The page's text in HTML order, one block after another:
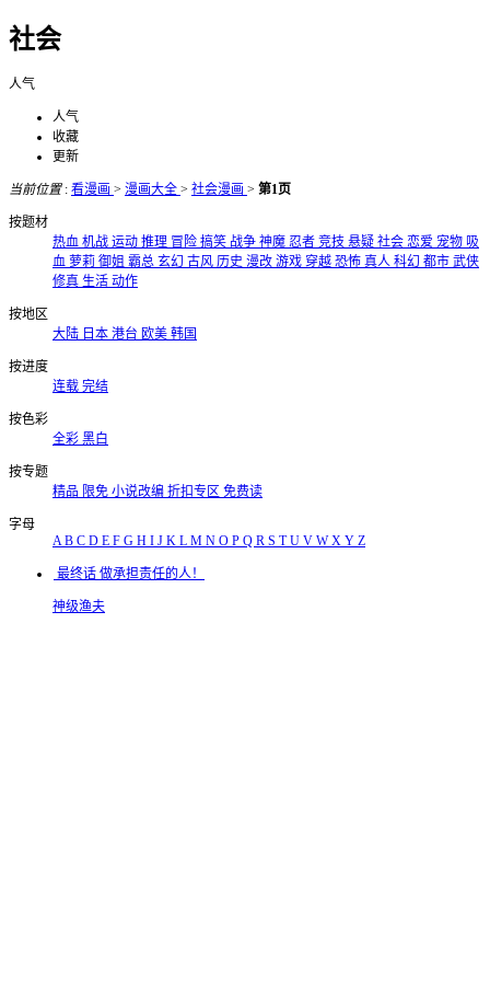
社会
人气
人气
收藏
更新
当前位置: 看漫画 > 漫画大全 > 社会漫画 > 第1页
按题材
热血 机战 运动 推理 冒险 搞笑 战争 神魔 忍者 竞技 悬疑 社会 恋爱 宠物 吸
血 萝莉 御姐 霸总 玄幻 古风 历史 漫改 游戏 穿越 恐怖 真人 科幻 都市 武侠
修真 生活 动作
按地区
大陆 日本 港台 欧美 韩国
按进度
连载 完结
按色彩
全彩 黑白
按专题
精品 限免 小说改编 折扣专区 免费读
字母
AB C D E F G H I J K L M N O P Q R S TU V WX Y Z
最终话 做承担责任的人！
神级渔夫